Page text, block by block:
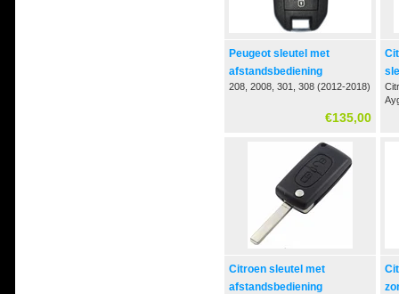
Peugeot sleutel met
afstandsbediening
208, 2008, 301, 308 (2012-2018)
€135,00
Citroen sleutel met
afstandsbediening